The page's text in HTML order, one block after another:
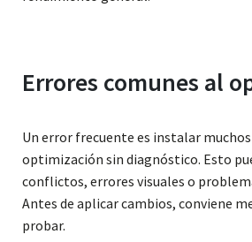
Errores comunes al
Un error frecuente es instalar
optimización sin diagnóstico. Esto
conflictos, errores visuales o
Antes de aplicar cambios, conviene
probar.